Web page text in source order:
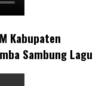
Kabupaten
Sambung Lagu